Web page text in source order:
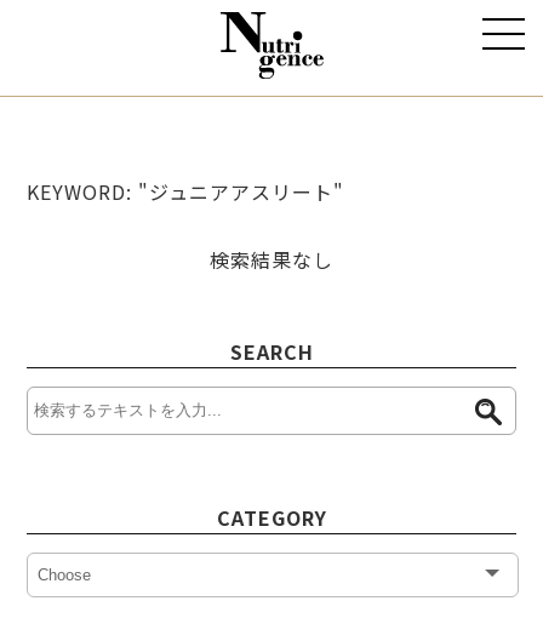
KEYWORD: "ジュニアアスリート"
検索結果なし
SEARCH
CATEGORY